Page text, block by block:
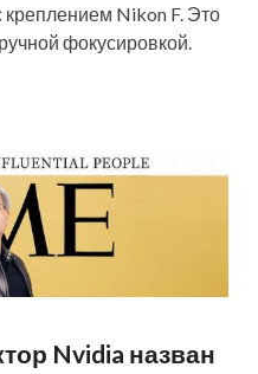
креплением Nikon F. Это
фокусировкой.
Nvidia назван